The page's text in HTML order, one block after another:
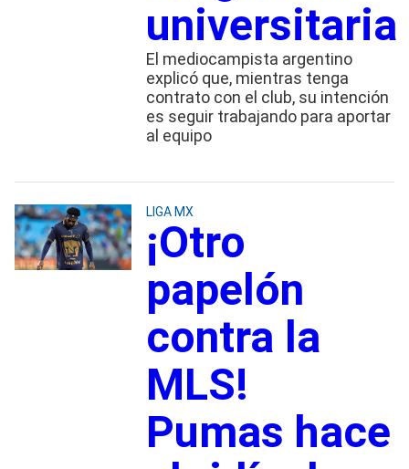
universitaria
El mediocampista argentino
explicó que, mientras tenga
contrato con el club, su intención
es seguir trabajando para aportar
al equipo
LIGA MX
¡Otro
papelón
contra la
MLS!
Pumas hace